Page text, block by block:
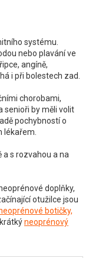
systému.
nebo plavání ve
angíně,
i při bolestech zad.
chorobami,
senioři by měli volit
pochybností o
lékařem.
s rozvahou a na
doplňky,
otužilce jsou
botičky,
neoprénový